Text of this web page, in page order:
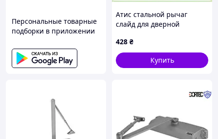
Персональные товарные
подборки в приложении
Атис стальной рычаг
слайд для дверной
428 ₴
Купить